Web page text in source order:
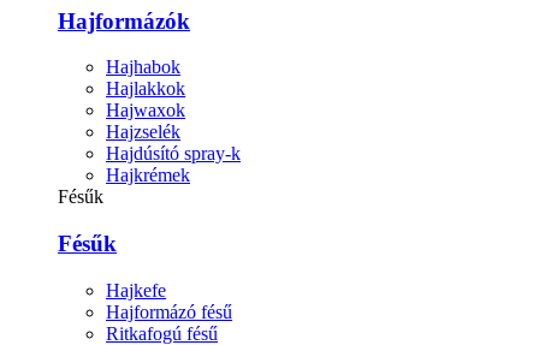
Hajformázók
Hajhabok
Hajlakkok
Hajwaxok
Hajzselék
Hajdúsító spray-k
Hajkrémek
Fésűk
Fésűk
Hajkefe
Hajformázó fésű
Ritkafogú fésű